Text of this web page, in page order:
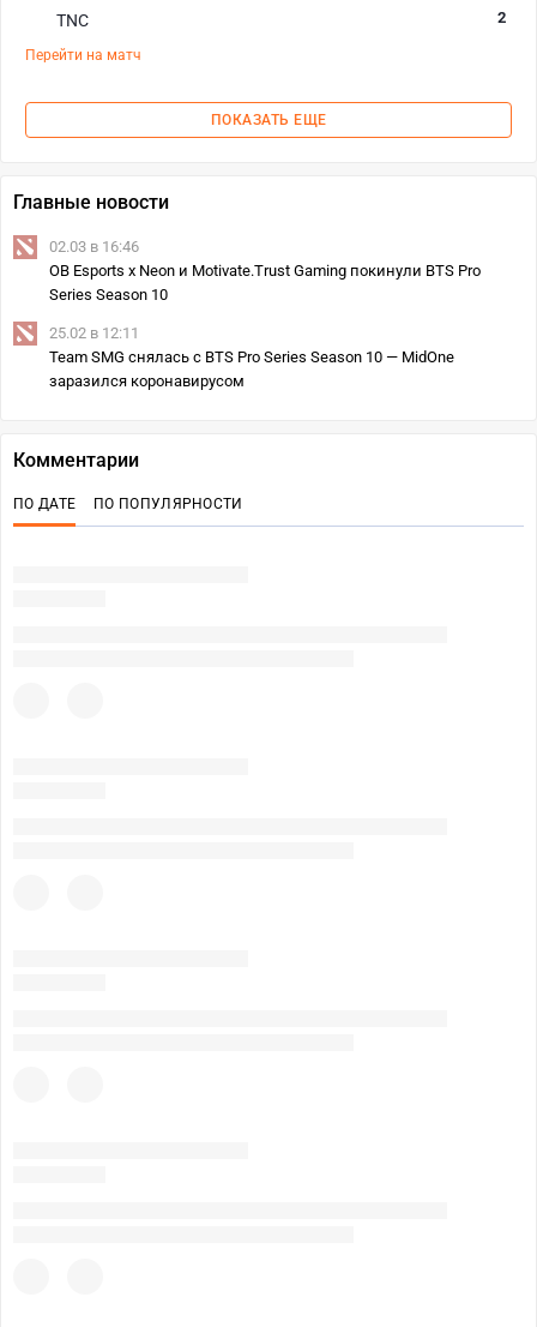
TNC
2
Перейти на матч
ПОКАЗАТЬ ЕЩЕ
Главные новости
02.03 в 16:46
OB Esports x Neon и Motivate.Trust Gaming покинули BTS Pro
Series Season 10
25.02 в 12:11
Team SMG снялась с BTS Pro Series Season 10 — MidOne
заразился коронавирусом
Комментарии
ПО ДАТЕ ПО ПОПУЛЯРНОСТИ